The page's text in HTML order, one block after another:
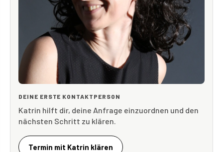
DEINE ERSTE KONTAKTPERSON
Katrin hilft dir, deine Anfrage einzuordnen und den
nächsten Schritt zu klären.
Termin mit Katrin klären